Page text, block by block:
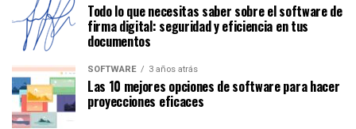
Todo lo que necesitas saber sobre el software de
firma digital: seguridad y eficiencia en tus
documentos
SOFTWARE 3 años atrás
Las 10 mejores opciones de software para hacer
proyecciones eficaces